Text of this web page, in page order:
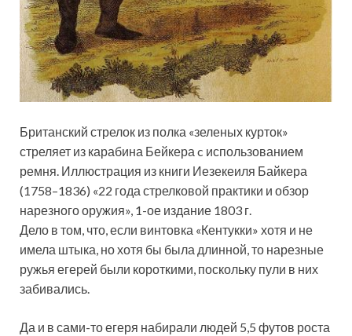
Британский стрелок из полка «зеленых курток»
стреляет из карабина Бейкера c использованием
ремня. Иллюстрация из книги Иезекеиля Байкера
(1758–1836) «22 года стрелковой практики и обзор
нарезного оружия», 1-ое издание 1803 г.
Дело в том, что, если винтовка «Кентукки» хотя и не
имела штыка, но хотя бы была длинной, то нарезные
ружья егерей были короткими, поскольку пули в них
забивались.
Да и в сами-то егеря набирали людей 5,5 футов роста